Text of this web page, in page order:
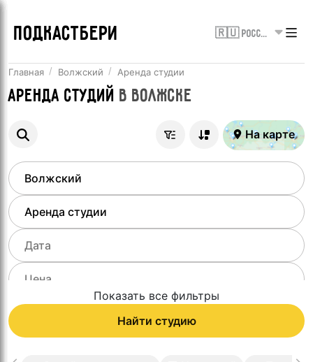
ПОДКАСТБЕРИ 🇷🇺 Россия
Главная Волжский Аренда студии
Аренда студий в Волжске
На карте
Показать все фильтры
Найти студию